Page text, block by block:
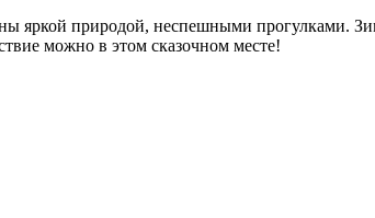
яркой природой, неспешными прогулками.
можно в этом сказочном месте!